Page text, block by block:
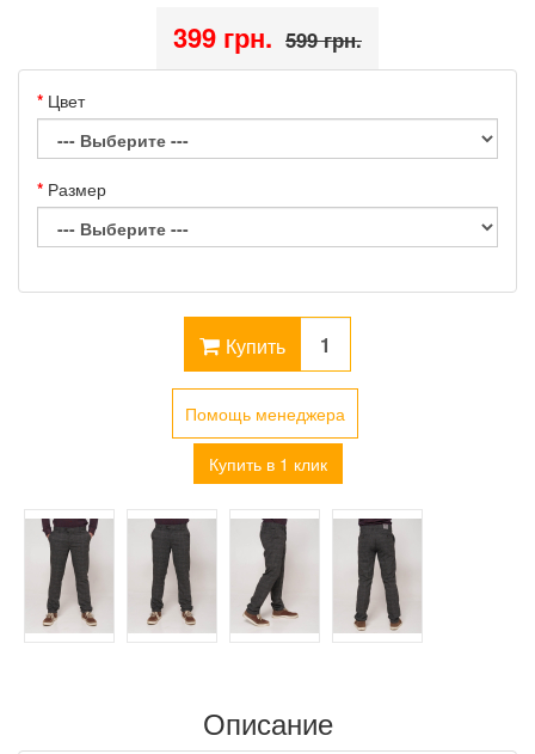
399 грн. 599 грн.
Цвет
Размер
Купить
Помощь менеджера
Купить в 1 клик
Описание